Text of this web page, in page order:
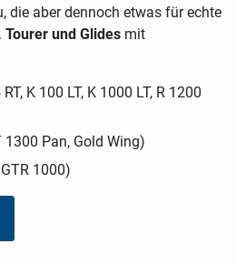
die aber dennoch etwas für echte
Tourer und Glidesmit
K 100 LT, K 1000 LT, R 1200
1300 Pan, Gold Wing)
1000)